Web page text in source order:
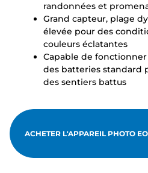
randonnées et
Grand capteur, plage
élevée pour des
couleurs éclatantes
Capable de
des batteries standard
des sentiers battus
ACHETER L'APPAREIL PHOTO